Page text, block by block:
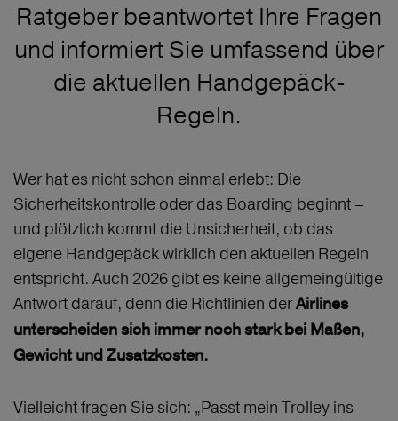
Ratgeber beantwortet Ihre Fragen
und informiert Sie umfassend über
die aktuellen Handgepäck-
Regeln.
Wer hat es nicht schon einmal erlebt: Die
Sicherheitskontrolle oder das Boarding beginnt –
und plötzlich kommt die Unsicherheit, ob das
eigene Handgepäck wirklich den aktuellen Regeln
entspricht. Auch 2026 gibt es keine allgemeingültige
Antwort darauf, denn die Richtlinien derAirlines
unterscheiden sich immer noch stark bei Maßen,
Gewicht und Zusatzkosten.
Vielleicht fragen Sie sich: „Passt mein Trolley ins